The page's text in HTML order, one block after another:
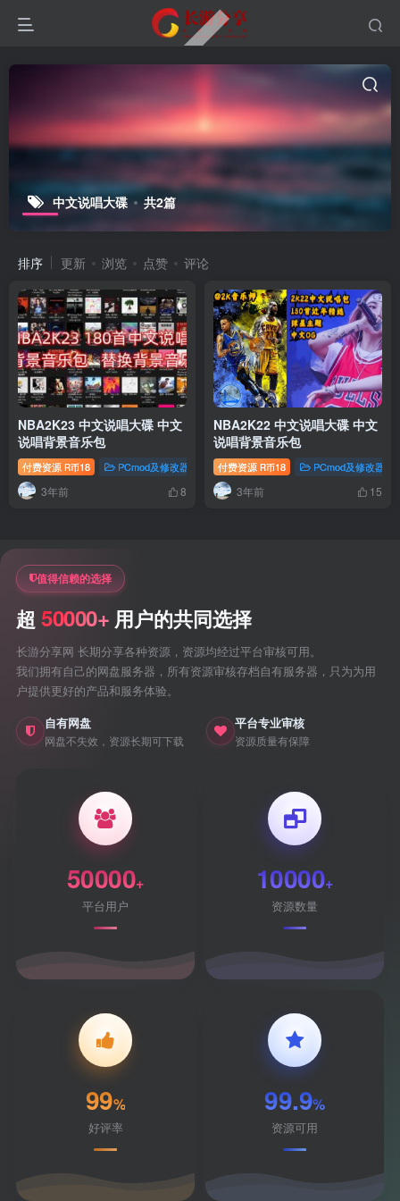
中文说唱大碟 共2篇
排序 更新 浏览 点赞 评论
NBA2K23 中文说唱大碟 中文
说唱背景音乐包
付费资源 R币18 PCmod及修改器 nba2k23专题
3年前 8
NBA2K22 中文说唱大碟 中文
说唱背景音乐包
付费资源 R币18 PCmod及修改器
3年前 15
值得信赖的选择
超50000+ 用户的共同选择
长游分享网 长期分享各种资源，资源均经过平台审核可用。
我们拥有自己的网盘服务器，所有资源审核存档自有服务器，只为为用
户提供更好的产品和服务体验。
自有网盘
网盘不失效，资源长期可下载
平台专业审核
资源质量有保障
50000+
平台用户
10000+
资源数量
99%
好评率
99.9%
资源可用